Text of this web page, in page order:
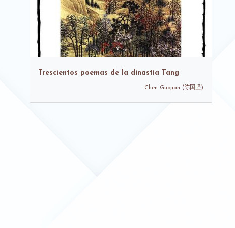
Trescientos poemas de la dinastía Tang
Chen Guojian (陈国坚)